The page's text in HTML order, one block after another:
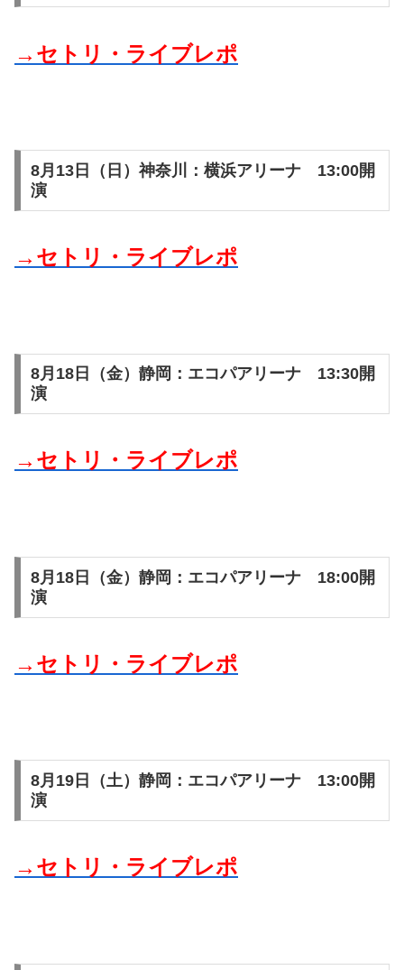
→セトリ・ライブレポ
8月13日（日）神奈川：横浜アリーナ 13:00開
演
→セトリ・ライブレポ
8月18日（金）静岡：エコパアリーナ 13:30開
演
→セトリ・ライブレポ
8月18日（金）静岡：エコパアリーナ 18:00開
演
→セトリ・ライブレポ
8月19日（土）静岡：エコパアリーナ 13:00開
演
→セトリ・ライブレポ